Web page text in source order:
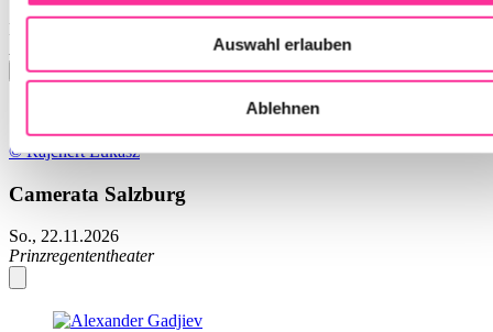
Auswahl erlauben
Ablehnen
Mo., 09.11.2026
© Rajchert Lukasz
Camerata Salzburg
So., 22.11.2026
Prinzregententheater